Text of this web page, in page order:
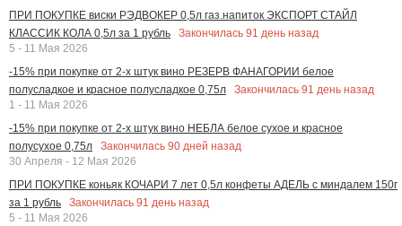
ПРИ ПОКУПКЕ виски РЭДВОКЕР 0,5л газ.напиток ЭКСПОРТ СТАЙЛ
КЛАССИК КОЛА 0,5л за 1 рубль
Закончилась 91 день назад
5 - 11 Мая 2026
-15% при покупке от 2-х штук вино РЕЗЕРВ ФАНАГОРИИ белое
полусладкое и красное полусладкое 0,75л
Закончилась 91 день назад
1 - 11 Мая 2026
-15% при покупке от 2-х штук вино НЕБЛА белое сухое и красное
полусухое 0,75л
Закончилась 90 дней назад
30 Апреля - 12 Мая 2026
ПРИ ПОКУПКЕ коньяк КОЧАРИ 7 лет 0,5л конфеты АДЕЛЬ с миндалем 150г
за 1 рубль
Закончилась 91 день назад
5 - 11 Мая 2026